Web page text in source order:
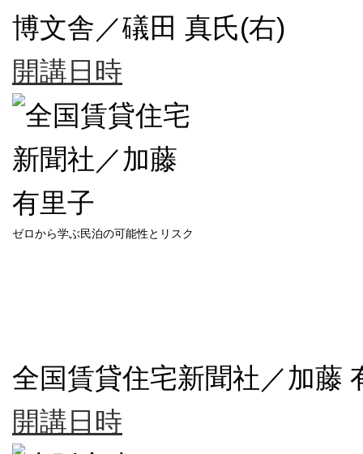
博文舎／礒田 真氏(右)
開講日時
ゼロから学ぶ民泊の可能性とリスク
全国賃貸住宅新聞社／加藤
開講日時